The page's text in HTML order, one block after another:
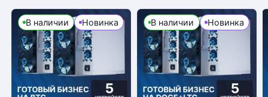
В наличии Новинка В наличии Новинка